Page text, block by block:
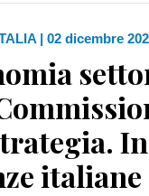
| 02 dicembre
italiane